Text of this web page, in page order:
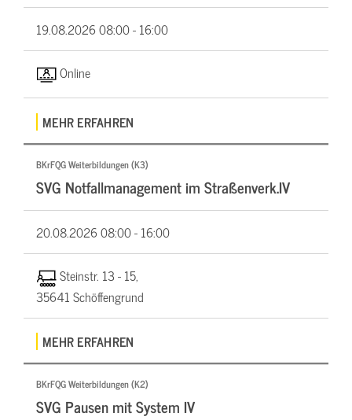
19.08.202608:00 - 16:00
Online
MEHR ERFAHREN
BKrFQG Weiterbildungen (K3)
SVG Notfallmanagement im Straßenverk.IV
20.08.202608:00 - 16:00
Steinstr. 13 - 15,
35641 Schöffengrund
MEHR ERFAHREN
BKrFQG Weiterbildungen (K2)
SVG Pausen mit System IV